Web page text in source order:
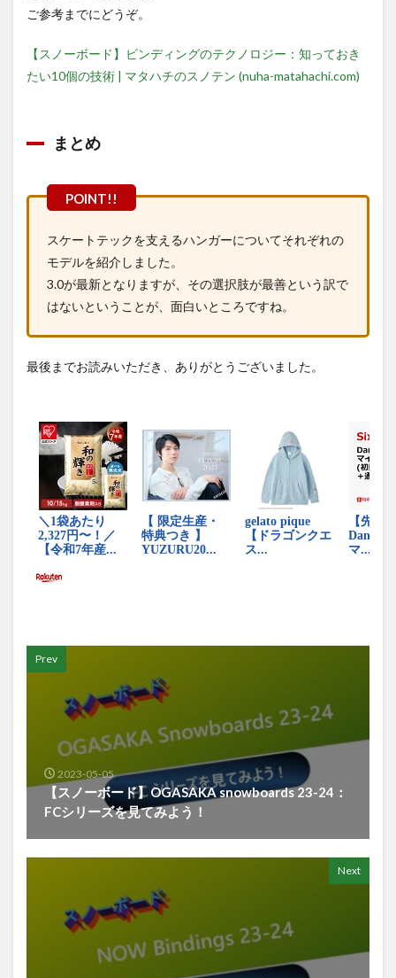
ご参考までにどうぞ。
【スノーボード】ビンディングのテクノロジー：知っておき
たい10個の技術 | マタハチのスノテン (nuha-matahachi.com)
まとめ
スケートテックを支えるハンガーについてそれぞれの
モデルを紹介しました。
3.0が最新となりますが、その選択肢が最善という訳で
はないということが、面白いところですね。
最後までお読みいただき、ありがとうございました。
Prev
2023-05-05
【スノーボード】OGASAKA snowboards 23-24：
FCシリーズを見てみよう！
Next